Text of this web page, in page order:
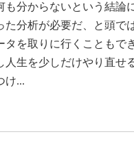
も分からないという結
た分析が必要だ、と頭で
タを取りに行くことも
人生を少しだけやり直
け...